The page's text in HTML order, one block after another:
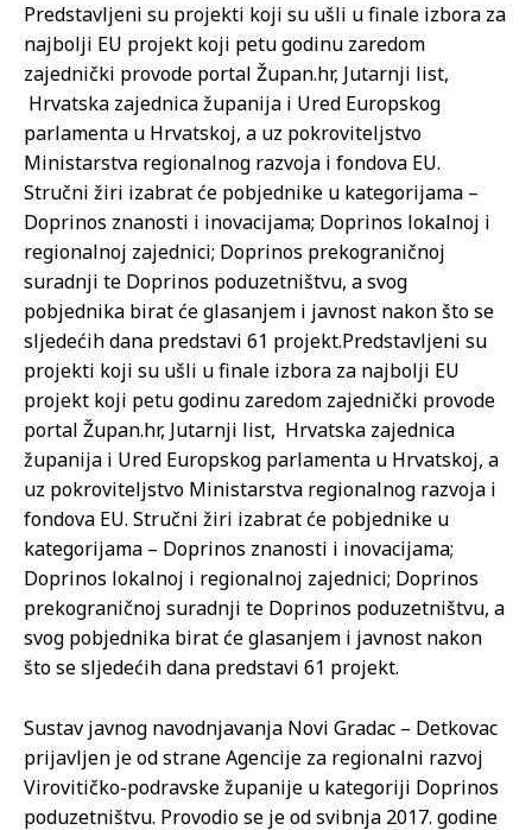
Predstavljeni su projekti koji su ušli u finale izbora za
najbolji EU projekt koji petu godinu zaredom
zajednički provode portal Župan.hr, Jutarnji list,
Hrvatska zajednica županija i Ured Europskog
parlamenta u Hrvatskoj, a uz pokroviteljstvo
Ministarstva regionalnog razvoja i fondova EU.
Stručni žiri izabrat će pobjednike u kategorijama –
Doprinos znanosti i inovacijama; Doprinos lokalnoj i
regionalnoj zajednici; Doprinos prekograničnoj
suradnji te Doprinos poduzetništvu, a svog
pobjednika birat će glasanjem i javnost nakon što se
sljedećih dana predstavi 61 projekt.Predstavljeni su
projekti koji su ušli u finale izbora za najbolji EU
projekt koji petu godinu zaredom zajednički provode
portal Župan.hr, Jutarnji list, Hrvatska zajednica
županija i Ured Europskog parlamenta u Hrvatskoj, a
uz pokroviteljstvo Ministarstva regionalnog razvoja i
fondova EU. Stručni žiri izabrat će pobjednike u
kategorijama – Doprinos znanosti i inovacijama;
Doprinos lokalnoj i regionalnoj zajednici; Doprinos
prekograničnoj suradnji te Doprinos poduzetništvu, a
svog pobjednika birat će glasanjem i javnost nakon
što se sljedećih dana predstavi 61 projekt.
Sustav javnog navodnjavanja Novi Gradac – Detkovac
prijavljen je od strane Agencije za regionalni razvoj
Virovitičko-podravske županije u kategoriji Doprinos
poduzetništvu. Provodio se je od svibnja 2017. godine